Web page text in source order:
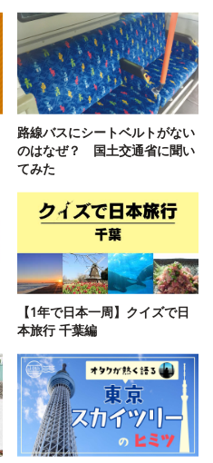
路線バスにシートベルトがない
のはなぜ？ 国土交通省に聞い
てみた
【1年で日本一周】クイズで日
本旅行 千葉編